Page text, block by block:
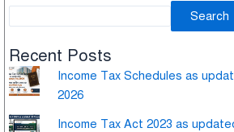
Search
Recent Posts
Income Tax Schedules as
2026
Income Tax Act 2023 as